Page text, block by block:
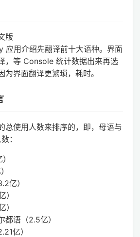
版
应用介绍先翻译前十大语种。界面
，等 Console 统计数据出来再选
为界面翻译更繁琐，耗时。
总使用人数来排序的，即，母语与
：
亿）
）
）
都语（2.5亿）
亿）